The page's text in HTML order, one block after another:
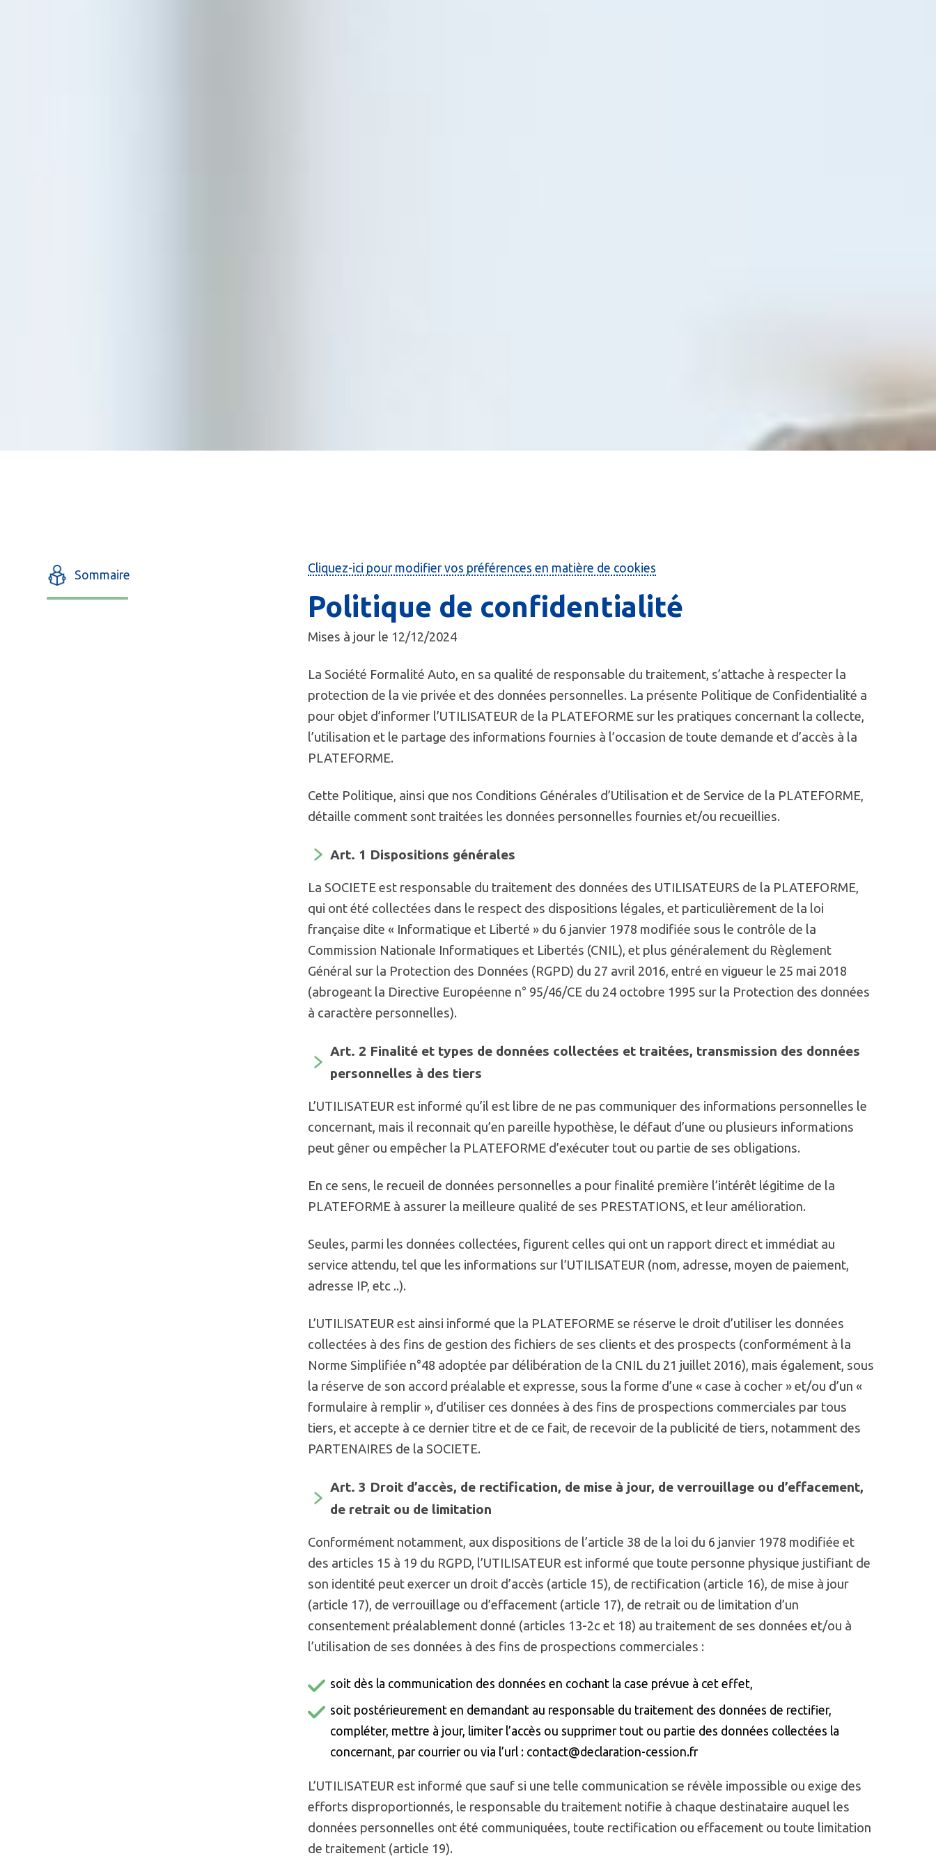
Sommaire
Cliquez-ici pour modifier vos préférences en matière de cookies
Politique de confidentialité
Mises à jour le 12/12/2024
La Société Formalité Auto, en sa qualité de responsable du traitement, s’attache à respecter la
protection de la vie privée et des données personnelles. La présente Politique de Confidentialité a
pour objet d’informer l’UTILISATEUR de la PLATEFORME sur les pratiques concernant la collecte,
l’utilisation et le partage des informations fournies à l’occasion de toute demande et d’accès à la
PLATEFORME.
Cette Politique, ainsi que nos Conditions Générales d’Utilisation et de Service de la PLATEFORME,
détaille comment sont traitées les données personnelles fournies et/ou recueillies.
Art. 1 Dispositions générales
La SOCIETE est responsable du traitement des données des UTILISATEURS de la PLATEFORME,
qui ont été collectées dans le respect des dispositions légales, et particulièrement de la loi
française dite « Informatique et Liberté » du 6 janvier 1978 modifiée sous le contrôle de la
Commission Nationale Informatiques et Libertés (CNIL), et plus généralement du Règlement
Général sur la Protection des Données (RGPD) du 27 avril 2016, entré en vigueur le 25 mai 2018
(abrogeant la Directive Européenne n° 95/46/CE du 24 octobre 1995 sur la Protection des données
à caractère personnelles).
Art. 2 Finalité et types de données collectées et traitées, transmission des données
personnelles à des tiers
L’UTILISATEUR est informé qu’il est libre de ne pas communiquer des informations personnelles le
concernant, mais il reconnait qu’en pareille hypothèse, le défaut d’une ou plusieurs informations
peut gêner ou empêcher la PLATEFORME d’exécuter tout ou partie de ses obligations.
En ce sens, le recueil de données personnelles a pour finalité première l’intérêt légitime de la
PLATEFORME à assurer la meilleure qualité de ses PRESTATIONS, et leur amélioration.
Seules, parmi les données collectées, figurent celles qui ont un rapport direct et immédiat au
service attendu, tel que les informations sur l’UTILISATEUR (nom, adresse, moyen de paiement,
adresse IP, etc ..).
L’UTILISATEUR est ainsi informé que la PLATEFORME se réserve le droit d’utiliser les données
collectées à des fins de gestion des fichiers de ses clients et des prospects (conformément à la
Norme Simplifiée n°48 adoptée par délibération de la CNIL du 21 juillet 2016), mais également, sous
la réserve de son accord préalable et expresse, sous la forme d’une « case à cocher » et/ou d’un «
formulaire à remplir », d’utiliser ces données à des fins de prospections commerciales par tous
tiers, et accepte à ce dernier titre et de ce fait, de recevoir de la publicité de tiers, notamment des
PARTENAIRES de la SOCIETE.
Art. 3 Droit d’accès, de rectification, de mise à jour, de verrouillage ou d’effacement,
de retrait ou de limitation
Conformément notamment, aux dispositions de l’article 38 de la loi du 6 janvier 1978 modifiée et
des articles 15 à 19 du RGPD, l’UTILISATEUR est informé que toute personne physique justifiant de
son identité peut exercer un droit d’accès (article 15), de rectification (article 16), de mise à jour
(article 17), de verrouillage ou d’effacement (article 17), de retrait ou de limitation d’un
consentement préalablement donné (articles 13-2c et 18) au traitement de ses données et/ou à
l’utilisation de ses données à des fins de prospections commerciales :
soit dès la communication des données en cochant la case prévue à cet effet,
soit postérieurement en demandant au responsable du traitement des données de rectifier,
compléter, mettre à jour, limiter l’accès ou supprimer tout ou partie des données collectées la
concernant, par courrier ou via l’url : contact@declaration-cession.fr
L’UTILISATEUR est informé que sauf si une telle communication se révèle impossible ou exige des
efforts disproportionnés, le responsable du traitement notifie à chaque destinataire auquel les
données personnelles ont été communiquées, toute rectification ou effacement ou toute limitation
de traitement (article 19).